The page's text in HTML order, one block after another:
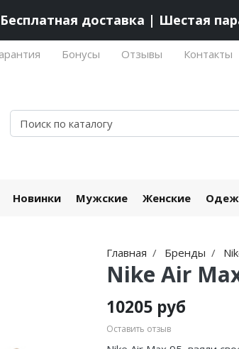
Бесплатная доставка | Шестая
Бонусы Отзывы Контакты
Новинки Мужские Женские
Главная Бренды
Nike Air
10205 руб
Оставить отзыв